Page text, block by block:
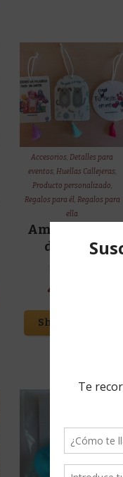
Accesorios,Detalles para
eventos, Huellas Callejeras,
Producto personalizado,
Regalos para él, Regalos para
ella
Ambientador
de coche
4,00
Show Details